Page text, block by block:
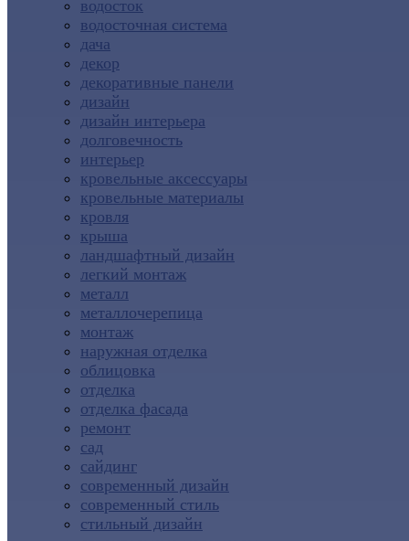
водосток
водосточная система
дача
декор
декоративные панели
дизайн
дизайн интерьера
долговечность
интерьер
кровельные аксессуары
кровельные материалы
кровля
крыша
ландшафтный дизайн
легкий монтаж
металл
металлочерепица
монтаж
наружная отделка
облицовка
отделка
отделка фасада
ремонт
сад
сайдинг
современный дизайн
современный стиль
стильный дизайн